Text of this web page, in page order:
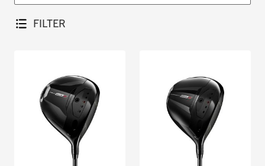
kan känna dig trygg med att du hittar en
klubba som passar ditt spel.
FILTER